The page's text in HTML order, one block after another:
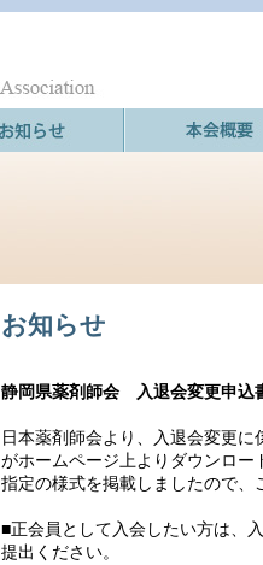
お知らせ
静岡県薬剤師会 入退会変更申込
日本薬剤師会より、入退会変更
がホームページ上よりダウンロ
指定の様式を掲載しましたので、
■正会員として入会したい方は、
提出ください。